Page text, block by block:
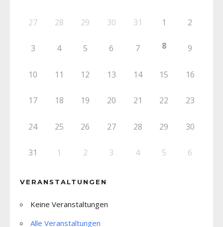
27 28 29 30 31 1 2
3 4 5 6 7 8 9
10 11 12 13 14 15 16
17 18 19 20 21 22 23
24 25 26 27 28 29 30
31 1 2 3 4 5 6
VERANSTALTUNGEN
Keine Veranstaltungen
Alle Veranstaltungen